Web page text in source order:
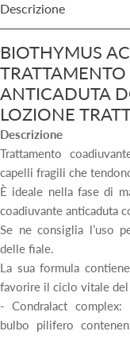
Descrizione
BIOTHYMUS
ANTICADUTA
LOZIONE
Descrizione
Trattamento
capelli fragili che
È ideale nella fase di
coadiuvante anticaduta
Se ne consiglia l’uso
delle fiale.
La sua formula
favorire il ciclo vitale del
- Condralact
bulbo pilifero